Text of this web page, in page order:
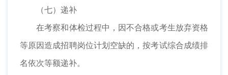
（七）递补
在考察和体检过程中，因不合格或考生放弃资格
等原因造成招聘岗位计划空缺的，按考试综合成绩排
名依次等额递补。